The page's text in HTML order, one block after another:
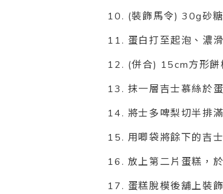
10. (裝飾馬令) 30g砂
11. 蛋白打至起泡、濃
12. (併合) 15cm方形餅
13. 抹一層吉士慕絲於
14. 將士多啤梨切半排
15. 用唧袋將餘下的吉
16. 放上第二片蛋糕，
17. 蛋糕脫模後舖上裝